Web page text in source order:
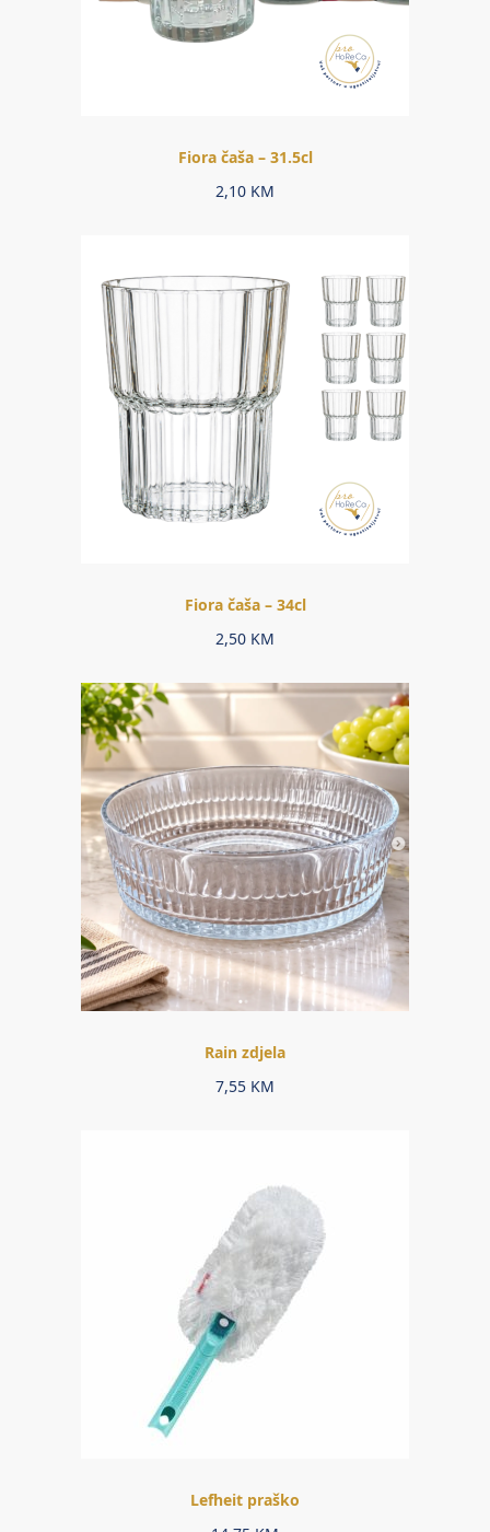
Fiora čaša – 31.5cl
2,10 KM
Fiora čaša – 34cl
2,50 KM
Rain zdjela
7,55 KM
Lefheit praško